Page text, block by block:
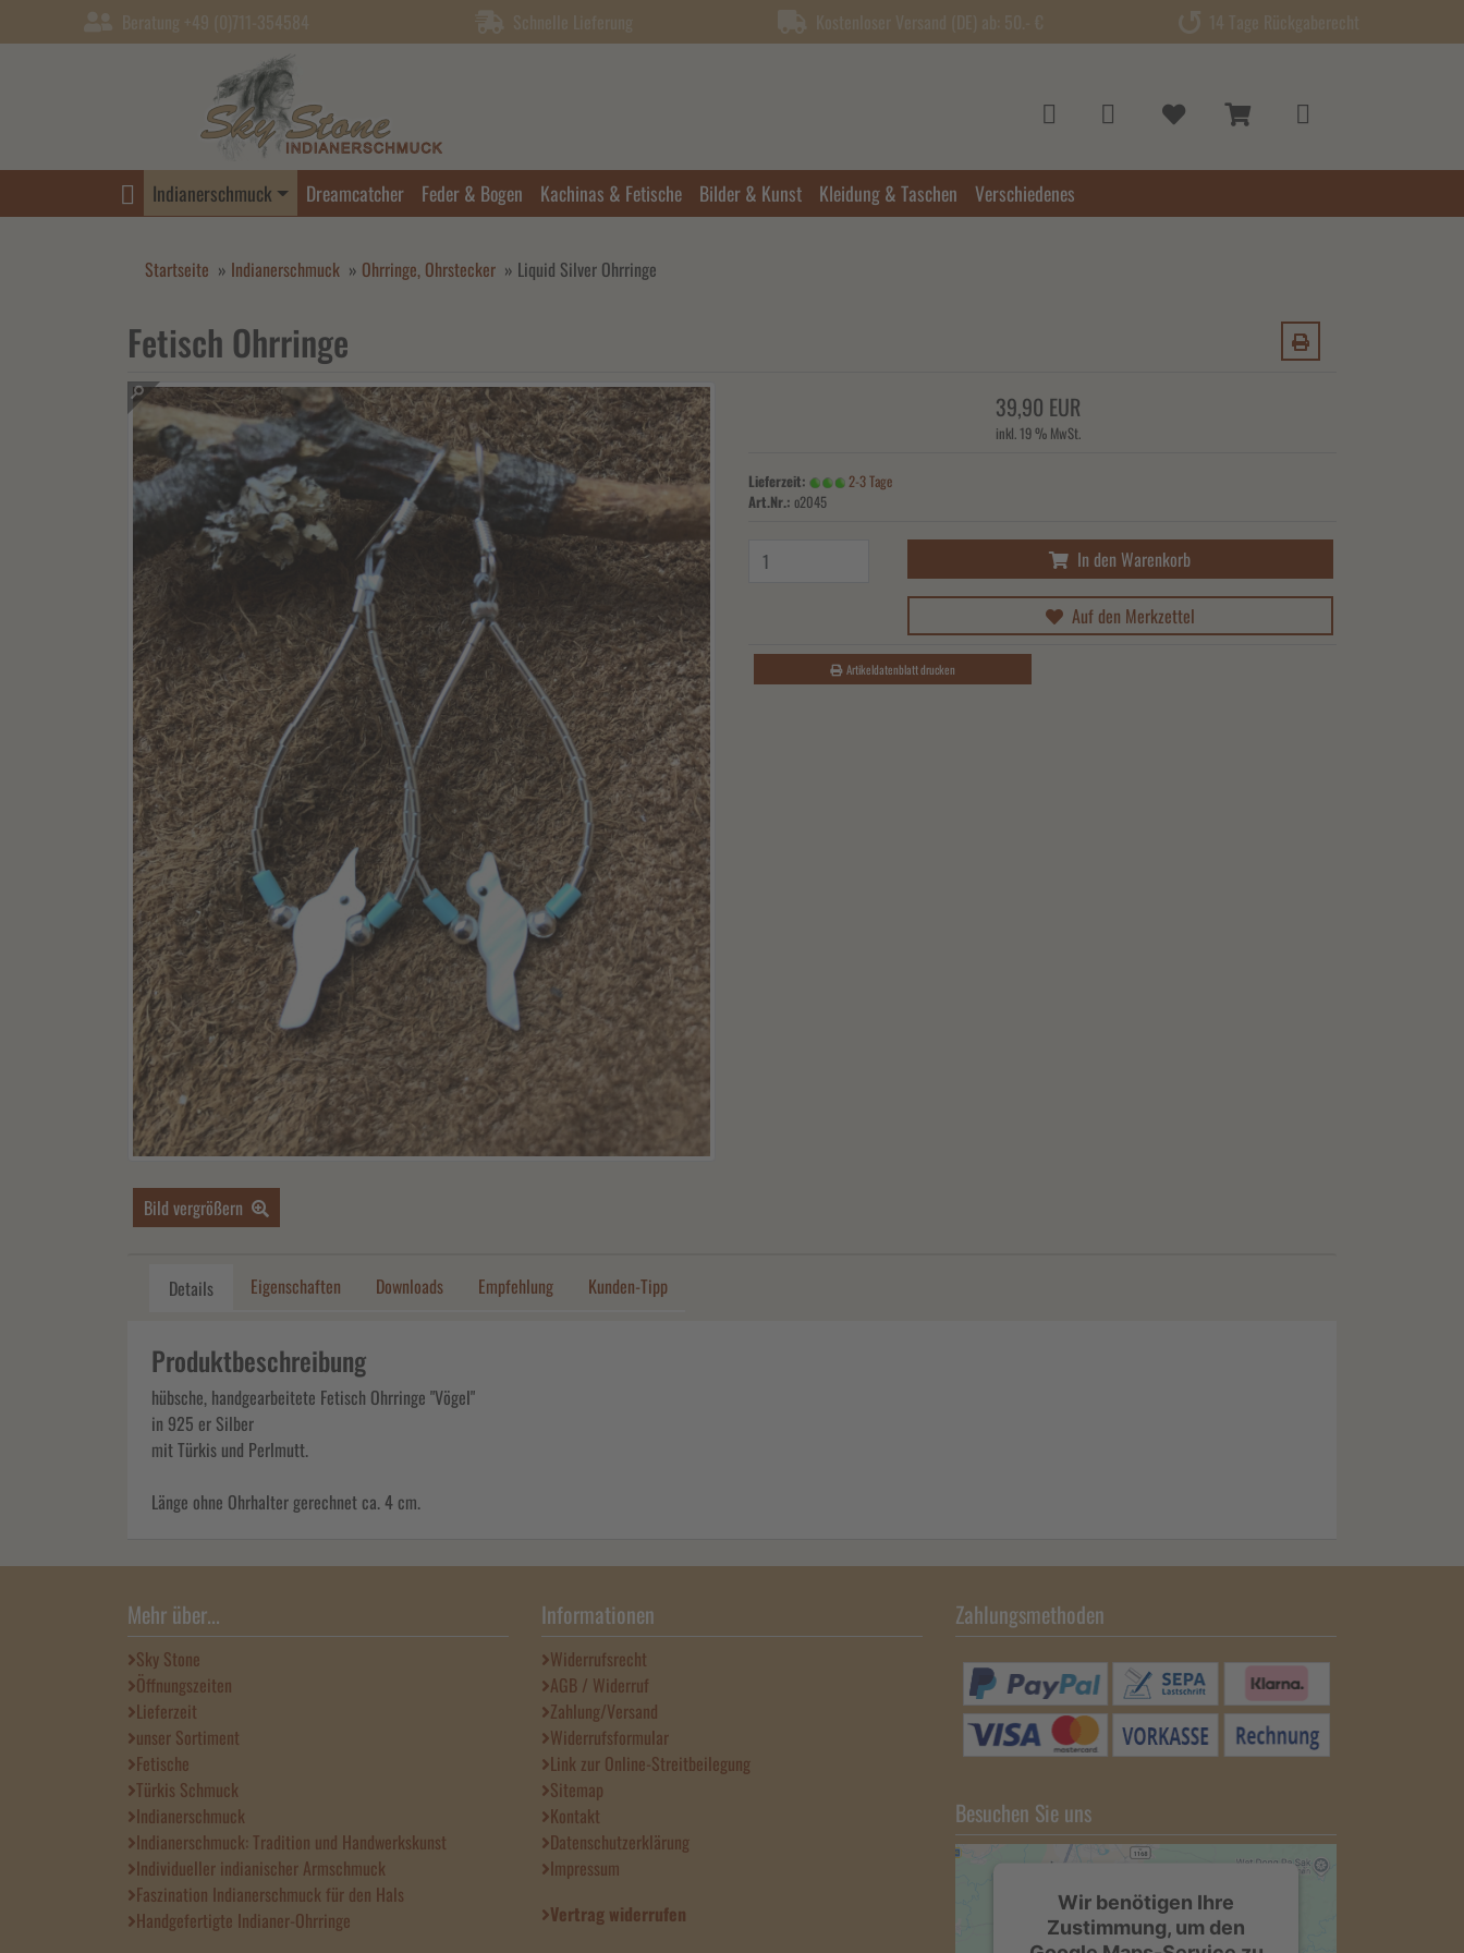
Indianerschmuck Dreamcatcher Feder & Bogen Kachinas & Fetische Bilder & Kunst Kleidung & Taschen Verschiedenes
Startseite » Indianerschmuck » Ohrringe, Ohrstecker » Liquid Silver Ohrringe
Fetisch Ohrringe
Bild vergrößern
39,90 EUR
inkl. 19 % MwSt.
Lieferzeit:
2-3 Tage
Art.Nr.: o2045
In den Warenkorb
Auf den Merkzettel
Artikeldatenblatt drucken
Details Eigenschaften Downloads Empfehlung Kunden-Tipp
Produktbeschreibung
hübsche, handgearbeitete Fetisch Ohrringe "Vögel"
in 925 er Silber
mit Türkis und Perlmutt.
Länge ohne Ohrhalter gerechnet ca. 4 cm.
Mehr über...
Sky Stone
Öffnungszeiten
Lieferzeit
unser Sortiment
Fetische
Türkis Schmuck
Indianerschmuck
Indianerschmuck: Tradition und Handwerkskunst
Individueller indianischer Armschmuck
Faszination Indianerschmuck für den Hals
Handgefertigte Indianer-Ohrringe
Informationen
Widerrufsrecht
AGB / Widerruf
Zahlung/Versand
Widerrufsformular
Link zur Online-Streitbeilegung
Sitemap
Kontakt
Datenschutzerklärung
Impressum
Vertrag widerrufen
Zahlungsmethoden
Besuchen Sie uns
Wir benötigen Ihre
Zustimmung, um den